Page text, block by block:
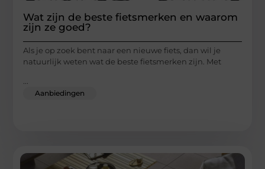
Wat zijn de beste fietsmerken en waarom
zijn ze goed?
Als je op zoek bent naar een nieuwe fiets, dan wil je
natuurlijk weten wat de beste fietsmerken zijn. Met
Aanbiedingen